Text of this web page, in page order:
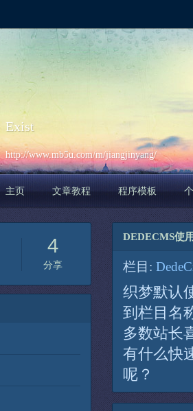
Exist
http://www.mb5u.com/m/jiangjinyang/
主页 文章教程 程序模板
4
分享
DEDECMS使
栏目:
织梦默认
到栏目名
多数站长
有什么快
呢？